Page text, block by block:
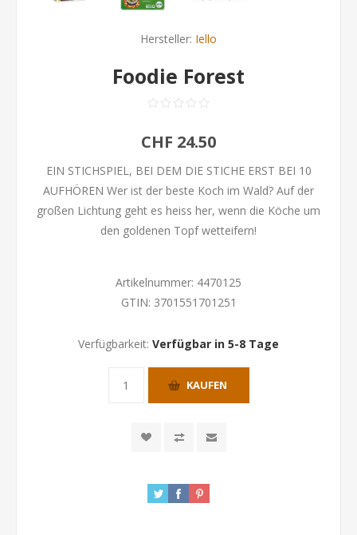
Hersteller: Iello
Foodie Forest
CHF 24.50
EIN STICHSPIEL, BEI DEM DIE STICHE ERST BEI 10
AUFHÖREN Wer ist der beste Koch im Wald? Auf der
großen Lichtung geht es heiss her, wenn die Köche um
den goldenen Topf wetteifern!
Artikelnummer: 4470125
GTIN: 3701551701251
Verfügbarkeit: Verfügbar in 5-8 Tage
KAUFEN